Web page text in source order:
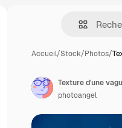
Accueil/Stock/Photos/
Texture d'une
photoangel